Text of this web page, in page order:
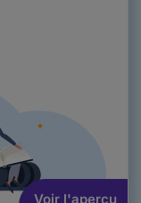
Voir l'aperçu